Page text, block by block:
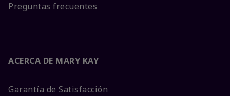
Preguntas frecuentes
ACERCA DE MARY KAY
Garantía de Satisfacción